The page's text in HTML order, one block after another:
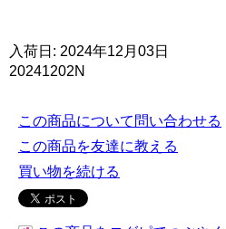
入荷日: 2024年12月03日
20241202N
この商品について問い合わせる
この商品を友達に教える
買い物を続ける